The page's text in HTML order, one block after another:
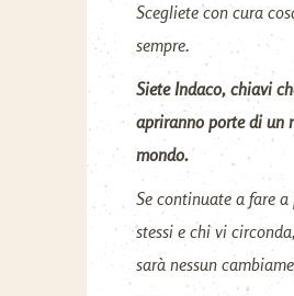
Scegliete con cura
sempre.
Siete Indaco, chiavi
apriranno porte di un
mondo.
Se continuate a fare
stessi e chi vi
sarà nessun